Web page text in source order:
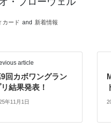
カード and 新着情報
article
回カボワングラン
結果発表！
年11月1日